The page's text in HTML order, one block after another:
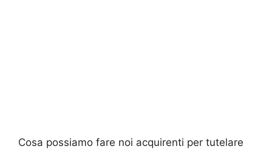
Cosa possiamo fare noi acquirenti per tutelare